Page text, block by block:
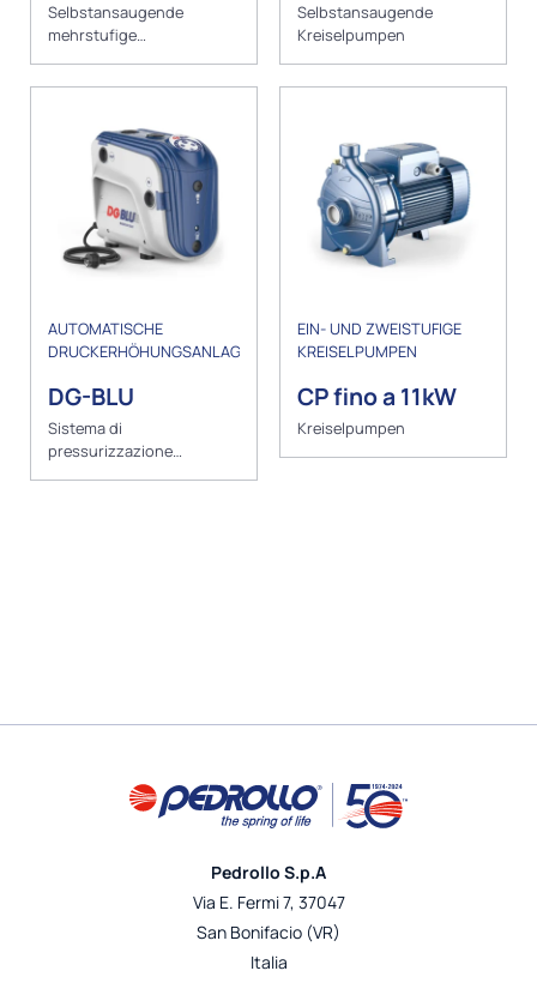
Selbstansaugende
mehrstufige
Selbstansaugende
Kreiselpumpen
AUTOMATISCHE
DRUCKERHÖHUNGSANLAGEN
DG-BLU
Sistema di
pressurizzazione
EIN- UND ZWEISTUFIGE
KREISELPUMPEN
CP fino a 11kW
Kreiselpumpen
Pedrollo S.p.A
Via E. Fermi 7, 37047
San Bonifacio (VR)
Italia